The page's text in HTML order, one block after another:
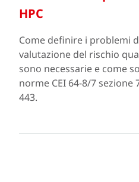
HPC
Come definire i problemi
valutazione del rischio
sono necessarie e come
norme CEI 64-8/7 sezione
443.